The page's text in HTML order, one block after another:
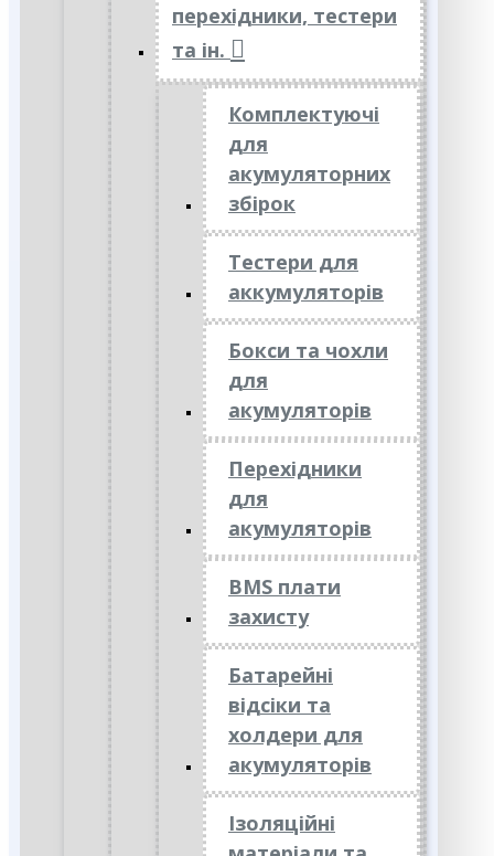
перехідники, тестери
та ін.
Комплектуючі
для
акумуляторних
збірок
Тестери для
аккумуляторів
Бокси та чохли
для
акумуляторів
Перехідники
для
акумуляторів
BMS плати
захисту
Батарейні
відсіки та
холдери для
акумуляторів
Ізоляційні